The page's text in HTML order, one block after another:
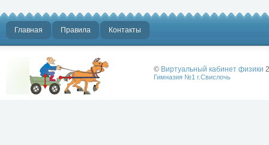
Главная Правила Контакты
© Виртуальный кабинет физики
Гимназия №1 г.Свислочь